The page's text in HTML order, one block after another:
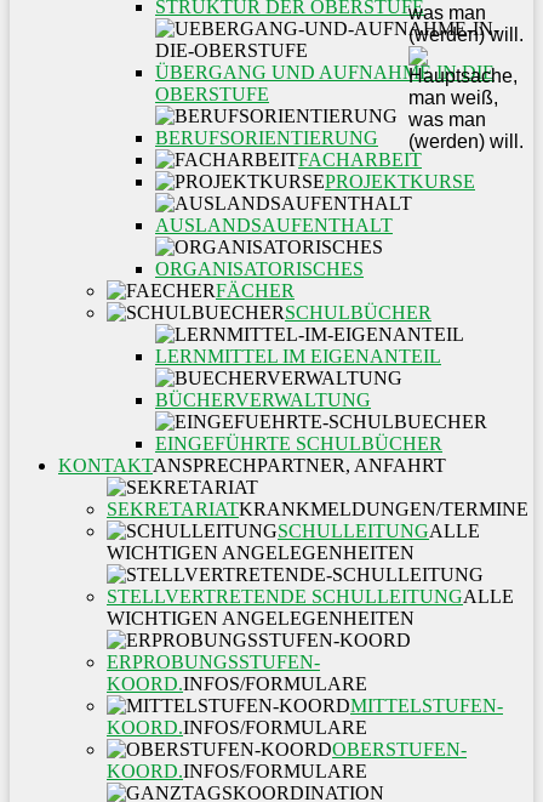
STRUKTUR DER OBERSTUFE
ÜBERGANG UND AUFNAHME IN DIE
OBERSTUFE
BERUFSORIENTIERUNG
FACHARBEIT
PROJEKTKURSE
AUSLANDSAUFENTHALT
ORGANISATORISCHES
FÄCHER
SCHULBÜCHER
LERNMITTEL IM EIGENANTEIL
BÜCHERVERWALTUNG
EINGEFÜHRTE SCHULBÜCHER
KONTAKTANSPRECHPARTNER, ANFAHRT
SEKRETARIATKRANKMELDUNGEN/TERMINE
SCHULLEITUNGALLE
WICHTIGEN ANGELEGENHEITEN
STELLVERTRETENDE SCHULLEITUNGALLE
WICHTIGEN ANGELEGENHEITEN
ERPROBUNGSSTUFEN-
KOORD.INFOS/FORMULARE
MITTELSTUFEN-
KOORD.INFOS/FORMULARE
OBERSTUFEN-
KOORD.INFOS/FORMULARE